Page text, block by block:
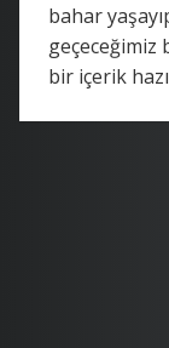
bahar
geçeceğimiz
bir içerik